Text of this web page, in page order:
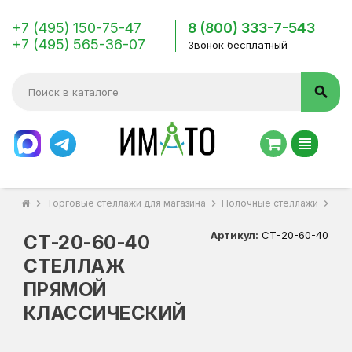
+7 (495) 150-75-47
+7 (495) 565-36-07
8 (800) 333-7-543
Звонок бесплатный
search
view_headline
chevron_right Торговые стеллажи для магазина chevron_right Полочные стеллажи chevron_right
СТ-20-60-40
СТЕЛЛАЖ
ПРЯМОЙ
КЛАССИЧЕСКИЙ
Артикул: СТ-20-60-40